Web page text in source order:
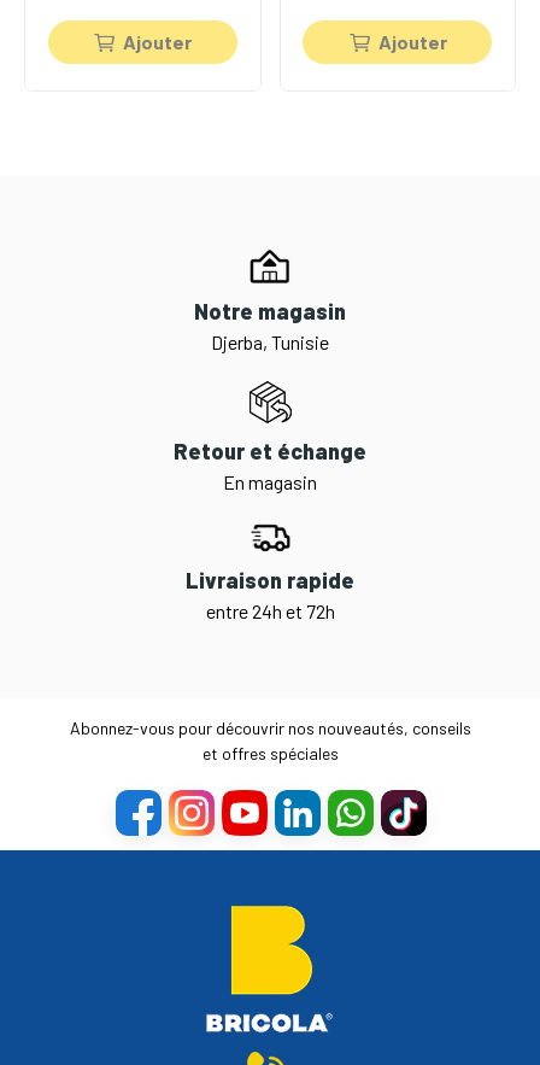
Ajouter Ajouter
Notre magasin
Djerba, Tunisie
Retour et échange
En magasin
Livraison rapide
entre 24h et 72h
Abonnez-vous pour découvrir nos nouveautés, conseils
et offres spéciales